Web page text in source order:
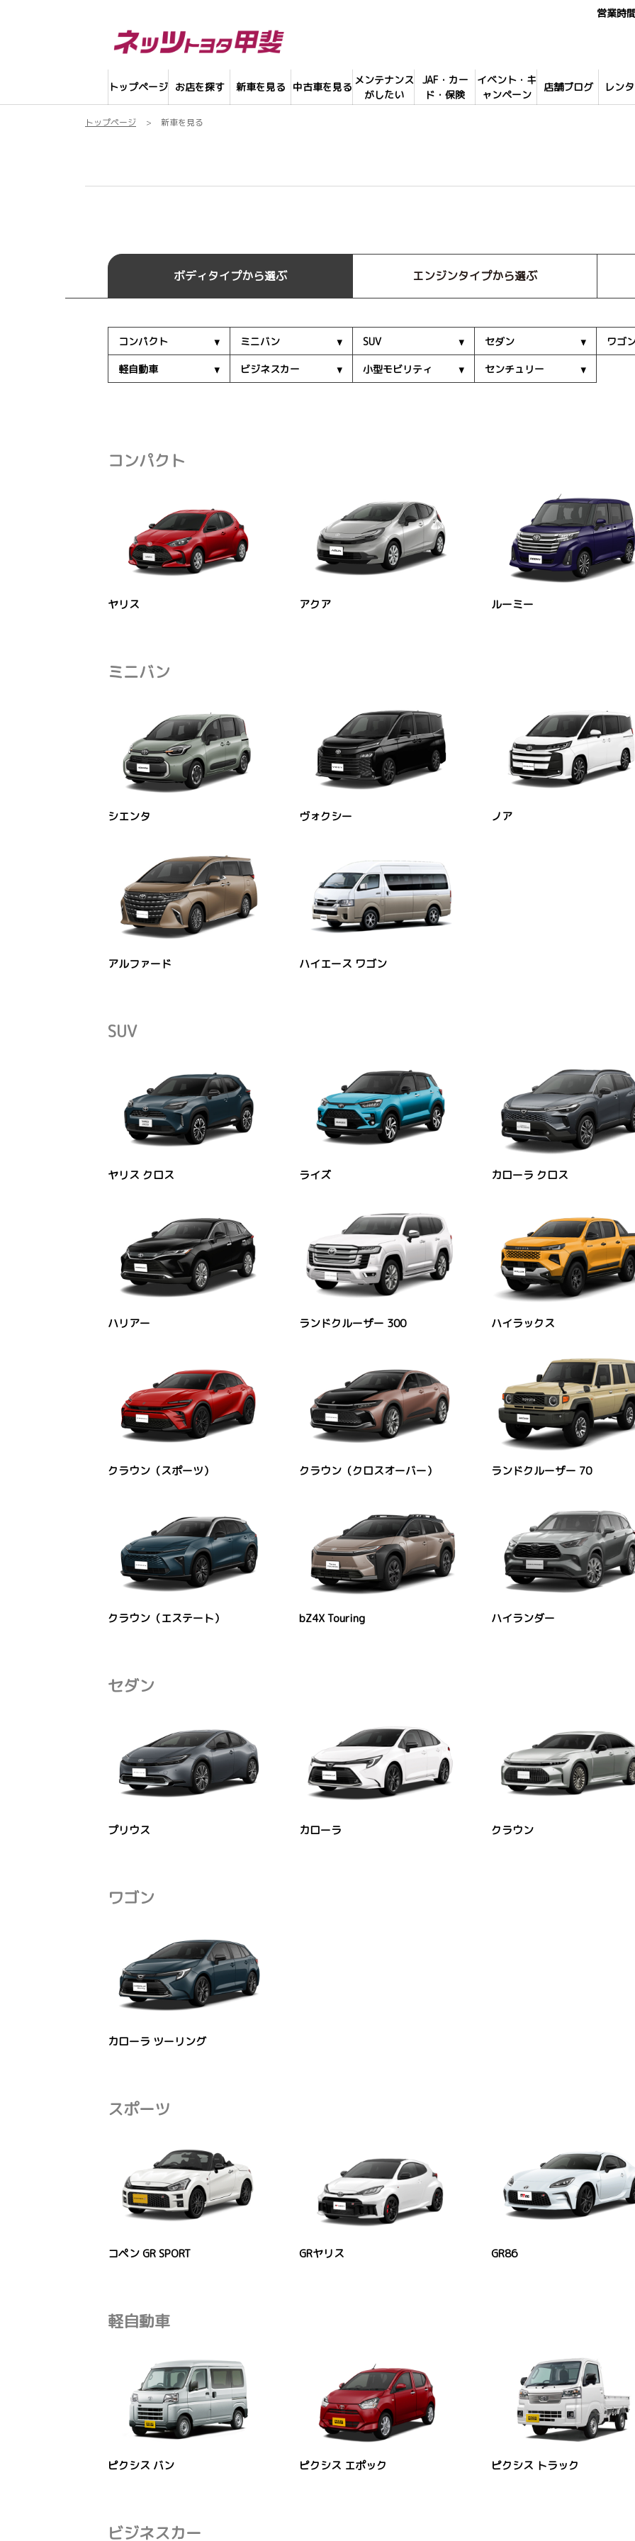
トップページ お店を探す 新車を見る 中古車を見る
メンテナンス
がしたい
JAF・カー
ド・保険
イベント・キ
ャンペーン
店舗ブログ レン
営業時
トップページ 新車を見る
ボディタイプから選ぶ エンジンタイプから選ぶ
コンパクト ミニバン SUV セダン ワゴ
軽自動車 ビジネスカー 小型モビリティ センチュリー
コンパクト
ヤリス アクア ルーミー
ミニバン
シエンタ ヴォクシー ノア
アルファード ハイエース ワゴン
SUV
ヤリス クロス ライズ カローラ クロス
ハリアー ランドクルーザー 300 ハイラックス
クラウン（スポーツ） クラウン（クロスオーバー） ランドクルーザー 70
クラウン（エステート） bZ4X Touring ハイランダー
セダン
プリウス カローラ クラウン
ワゴン
カローラ ツーリング
スポーツ
コペン GR SPORT GRヤリス GR86
軽自動車
ピクシス バン ピクシス エポック ピクシス トラック
ビジネスカー